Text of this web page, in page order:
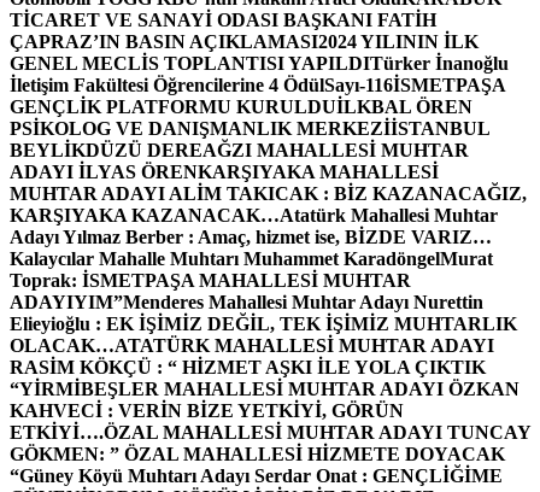
TİCARET VE SANAYİ ODASI BAŞKANI FATİH
ÇAPRAZ’IN BASIN AÇIKLAMASI2024 YILININ İLK
GENEL MECLİS TOPLANTISI YAPILDITürker İnanoğlu
İletişim Fakültesi Öğrencilerine 4 ÖdülSayı-116İSMETPAŞA
GENÇLİK PLATFORMU KURULDUİLKBAL ÖREN
PSİKOLOG VE DANIŞMANLIK MERKEZİİSTANBUL
BEYLİKDÜZÜ DEREAĞZI MAHALLESİ MUHTAR
ADAYI İLYAS ÖRENKARŞIYAKA MAHALLESİ
MUHTAR ADAYI ALİM TAKICAK : BİZ KAZANACAĞIZ,
KARŞIYAKA KAZANACAK…Atatürk Mahallesi Muhtar
Adayı Yılmaz Berber : Amaç, hizmet ise, BİZDE VARIZ…
Kalaycılar Mahalle Muhtarı Muhammet KaradöngelMurat
Toprak: İSMETPAŞA MAHALLESİ MUHTAR
ADAYIYIM”Menderes Mahallesi Muhtar Adayı Nurettin
Elieyioğlu : EK İŞİMİZ DEĞİL, TEK İŞİMİZ MUHTARLIK
OLACAK…ATATÜRK MAHALLESİ MUHTAR ADAYI
RASİM KÖKÇÜ : “ HİZMET AŞKI İLE YOLA ÇIKTIK
“YİRMİBEŞLER MAHALLESİ MUHTAR ADAYI ÖZKAN
KAHVECİ : VERİN BİZE YETKİYİ, GÖRÜN
ETKİYİ….ÖZAL MAHALLESİ MUHTAR ADAYI TUNCAY
GÖKMEN: ” ÖZAL MAHALLESİ HİZMETE DOYACAK
“Güney Köyü Muhtarı Adayı Serdar Onat : GENÇLİĞİME